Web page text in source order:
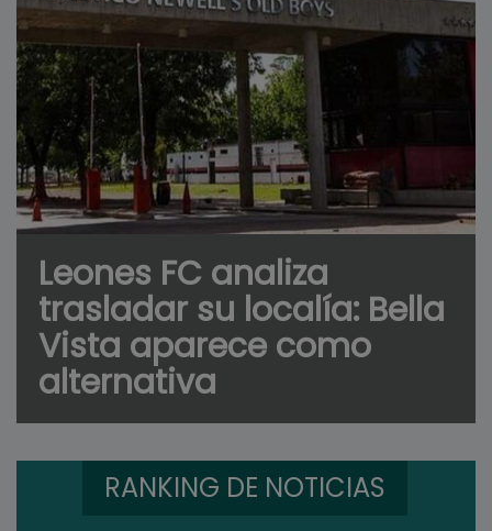
Leones FC analiza
trasladar su localía: Bella
Vista aparece como
alternativa
RANKING DE NOTICIAS